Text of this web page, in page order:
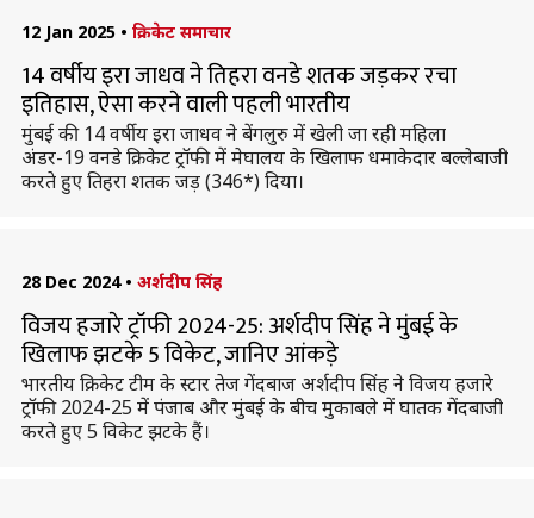
12 Jan 2025 • क्रिकेट समाचार
14 वर्षीय इरा जाधव ने तिहरा वनडे शतक जड़कर रचा
इतिहास, ऐसा करने वाली पहली भारतीय
मुंबई की 14 वर्षीय इरा जाधव ने बेंगलुरु में खेली जा रही महिला
अंडर-19 वनडे क्रिकेट ट्रॉफी में मेघालय के खिलाफ धमाकेदार बल्लेबाजी
करते हुए तिहरा शतक जड़ (346*) दिया।
28 Dec 2024 • अर्शदीप सिंह
विजय हजारे ट्रॉफी 2024-25: अर्शदीप सिंह ने मुंबई के
खिलाफ झटके 5 विकेट, जानिए आंकड़े
भारतीय क्रिकेट टीम के स्टार तेज गेंदबाज अर्शदीप सिंह ने विजय हजारे
ट्रॉफी 2024-25 में पंजाब और मुंबई के बीच मुकाबले में घातक गेंदबाजी
करते हुए 5 विकेट झटके हैं।